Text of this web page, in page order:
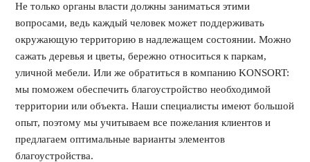
Не только органы власти должны заниматься этими
вопросами, ведь каждый человек может поддерживать
окружающую территорию в надлежащем состоянии. Можно
сажать деревья и цветы, бережно относиться к паркам,
уличной мебели. Или же обратиться в компанию KONSORT:
мы поможем обеспечить благоустройство необходимой
территории или объекта. Наши специалисты имеют большой
опыт, поэтому мы учитываем все пожелания клиентов и
предлагаем оптимальные варианты элементов
благоустройства.